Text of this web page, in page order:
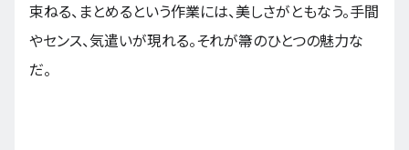
束ねる、まとめるという作業には、美しさがともなう。手間
やセンス、気遣いが現れる。それが箒のひとつの魅力な
だ。